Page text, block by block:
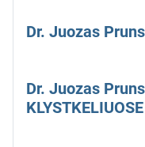
Dr. Juozas
Dr. Juozas
KLYSTKELIUOSE